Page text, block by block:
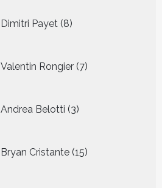
Dimitri Payet 8
producten
Valentin Rongier 7
producten
Andrea Belotti 3
producten
Bryan Cristante 15
producten